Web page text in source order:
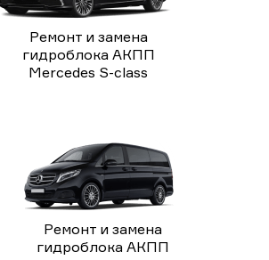
Ремонт и замена
гидроблока АКПП
Mercedes S-class
Ремонт и замена
гидроблока АКПП